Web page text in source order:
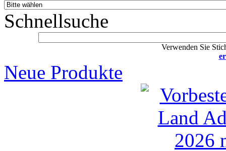
Schnellsuche
Verwenden Sie
Neue Produkte